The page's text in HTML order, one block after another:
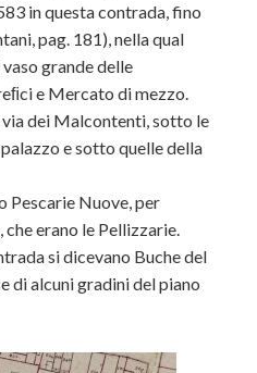
in questa contrada, fino
pag. 181), nella qual
grande delle
e Mercato di mezzo.
via dei Malcontenti, sotto le
e sotto quelle della
Pescarie Nuove, per
erano le Pellizzarie.
si dicevano Buche del
di alcuni gradini del piano